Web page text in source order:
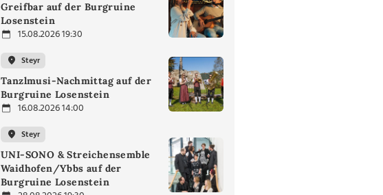
Greifbar auf der Burgruine
Losenstein
15.08.2026 19:30
Steyr
Tanzlmusi-Nachmittag auf der
Burgruine Losenstein
16.08.2026 14:00
Steyr
UNI-SONO & Streichensemble
Waidhofen/Ybbs auf der
Burgruine Losenstein